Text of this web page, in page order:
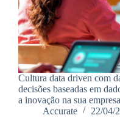
Cultura data driven com
decisões baseadas em
a inovação na sua
Accurate
22/04/